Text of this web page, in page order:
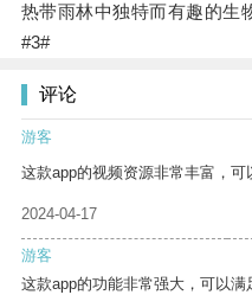
热带雨林中独特而有趣的生
#3#
评论
游客
这款app的视频资源非常丰富，可
2024-04-17
游客
这款app的功能非常强大，可以